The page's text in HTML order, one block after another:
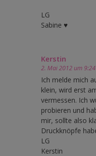
LG
Sabine ♥
Kerstin
2. Mai 2012 um
Ich melde mich
klein, wird erst
vermessen. Ich
probieren und
mir, sollte also
Druckknöpfe
LG
Kerstin